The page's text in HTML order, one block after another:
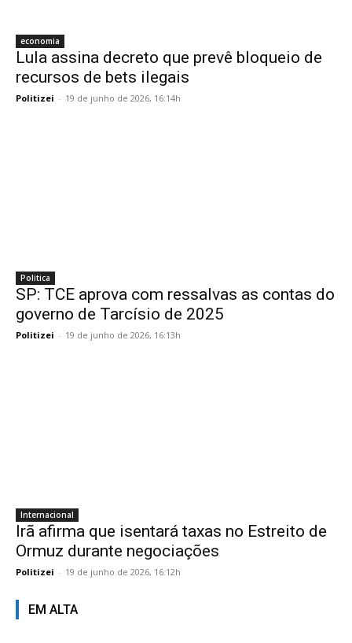
economia
Lula assina decreto que prevê bloqueio de
recursos de bets ilegais
Politizei - 19 de junho de 2026, 16:14h
Politica
SP: TCE aprova com ressalvas as contas do
governo de Tarcísio de 2025
Politizei - 19 de junho de 2026, 16:13h
Internacional
Irã afirma que isentará taxas no Estreito de
Ormuz durante negociações
Politizei - 19 de junho de 2026, 16:12h
EM ALTA